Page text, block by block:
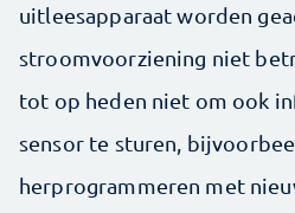
uitleesapparaat worden
stroomvoorziening niet
tot op heden niet om ook
sensor te sturen,
herprogrammeren met